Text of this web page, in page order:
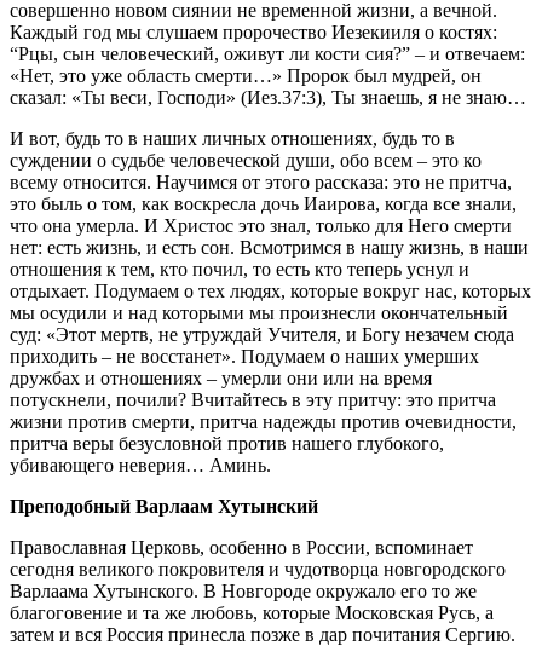
совершенно новом сиянии не временной жизни, а вечной.
Каждый год мы слушаем пророчество Иезекииля о костях:
“Рцы, сын человеческий, оживут ли кости сия?” – и отвечаем:
«Нет, это уже область смерти…» Пророк был мудрей, он
сказал: «Ты веси, Господи» (Иез.37:3), Ты знаешь, я не знаю…
И вот, будь то в наших личных отношениях, будь то в
суждении о судьбе человеческой души, обо всем – это ко
всему относится. Научимся от этого рассказа: это не притча,
это быль о том, как воскресла дочь Иаирова, когда все знали,
что она умерла. И Христос это знал, только для Него смерти
нет: есть жизнь, и есть сон. Всмотримся в нашу жизнь, в наши
отношения к тем, кто почил, то есть кто теперь уснул и
отдыхает. Подумаем о тех людях, которые вокруг нас, которых
мы осудили и над которыми мы произнесли окончательный
суд: «Этот мертв, не утруждай Учителя, и Богу незачем сюда
приходить – не восстанет». Подумаем о наших умерших
дружбах и отношениях – умерли они или на время
потускнели, почили? Вчитайтесь в эту притчу: это притча
жизни против смерти, притча надежды против очевидности,
притча веры безусловной против нашего глубокого,
убивающего неверия… Аминь.
Преподобный Варлаам Хутынский
Православная Церковь, особенно в России, вспоминает
сегодня великого покровителя и чудотворца новгородского
Варлаама Хутынского. В Новгороде окружало его то же
благоговение и та же любовь, которые Московская Русь, а
затем и вся Россия принесла позже в дар почитания Сергию.